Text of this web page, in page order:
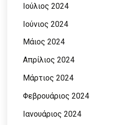
Ιούλιος 2024
Ιούνιος 2024
Μάιος 2024
Απρίλιος 2024
Μάρτιος 2024
Φεβρουάριος 2024
Ιανουάριος 2024